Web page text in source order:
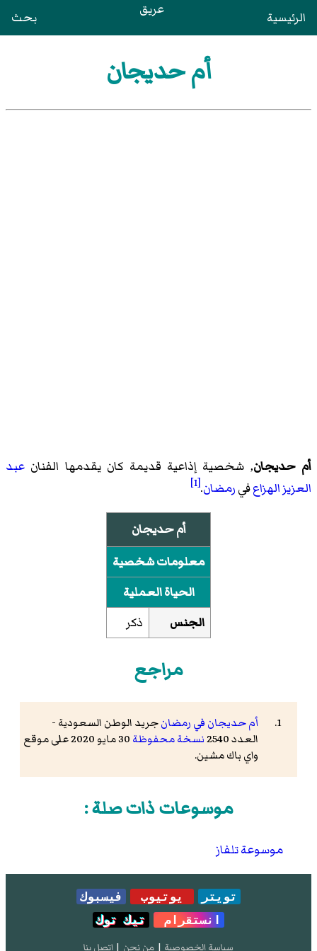
الرئيسية عريق بحث
أم حديجان
أم حديجان, شخصية إذاعية قديمة كان يقدمها الفنان عبد
العزيز الهزاعفيرمضان.
[1]
أم حديجان
معلومات شخصية
الحياة العملية
الجنس
ذكر
مراجع
أم حديجان في رمضانجريد الوطن السعودية -
العدد 2540
نسخة محفوظة
30 مايو 2020 على موقع
واي باك مشين.
موسوعات ذات صلة :
موسوعة تلفاز
تويتر يوتيوب
فيسبوك
انستقرام
تيك توك
سياسة الخصوصية | من نحن | إتصل بنا